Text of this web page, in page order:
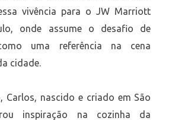
vivência para o JW Marriott
onde assume o desafio de
uma referência na cena
cidade.
Carlos, nascido e criado em São
inspiração na cozinha da